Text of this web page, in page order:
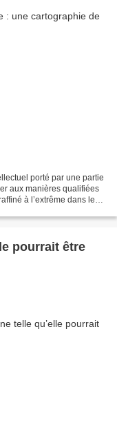
porté par une partie
aux manières qualifiées
à l’extrême dans les
pourrait être